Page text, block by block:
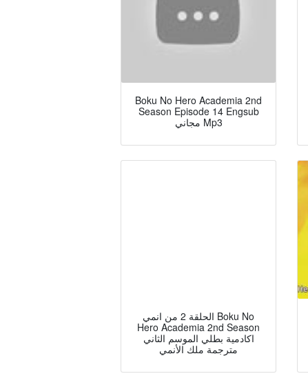
Boku No Hero Academia 2nd
Season Episode 14 Engsub
مجاني Mp3
الحلقة 2 من انمي Boku No
Hero Academia 2nd Season
اكادمية بطلي الموسم الثاني
مترجمة ملك الأنمي